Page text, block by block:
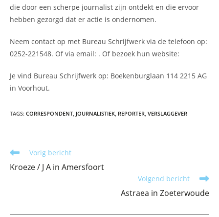
die door een scherpe journalist zijn ontdekt en die ervoor
hebben gezorgd dat er actie is ondernomen.
Neem contact op met Bureau Schrijfwerk via de telefoon op:
0252-221548. Of via email: . Of bezoek hun website:
Je vind Bureau Schrijfwerk op: Boekenburglaan 114 2215 AG
in Voorhout.
TAGS: CORRESPONDENT JOURNALISTIEK REPORTER VERSLAGGEVER
Lees
artikelen
Vorig bericht
Kroeze / J A in Amersfoort
Volgend bericht
Astraea in Zoeterwoude